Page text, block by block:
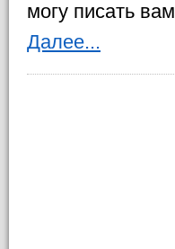
могу писать
Далее...